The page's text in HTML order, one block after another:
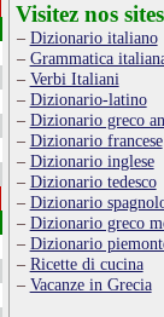
Visitez nos
Dizionario italiano
Grammatica
Verbi Italiani
Dizionario-latino
Dizionario greco
Dizionario francese
Dizionario inglese
Dizionario tedesco
Dizionario
Dizionario greco
Dizionario
Ricette di cucina
Vacanze in Grecia